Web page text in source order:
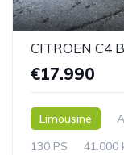
CITROEN C4
€17.990
Limousine
130 PS
41.000